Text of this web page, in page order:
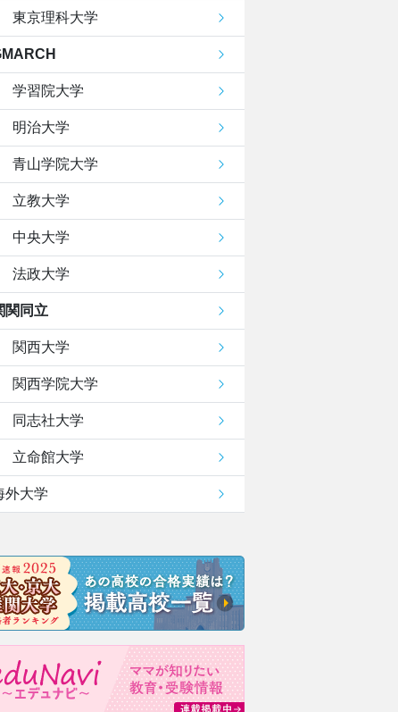
東京理科大学
学習院大学
明治大学
青山学院大学
立教大学
中央大学
法政大学
関同立
関西大学
関西学院大学
同志社大学
立命館大学
外大学